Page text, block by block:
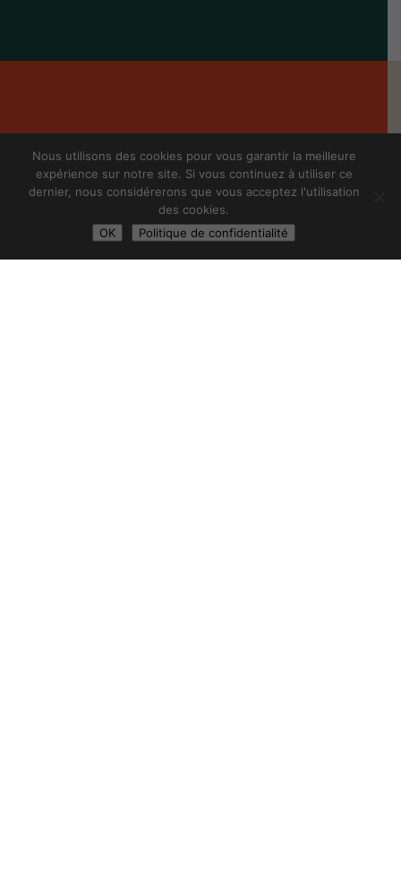
Où nous trouver ?
47 centres d'hématologie
78 hématologues
VOIR L'ANNUAIRE
Nous utilisons des cookies pour vous garantir la meilleure
expérience sur notre site. Si vous continuez à utiliser ce
dernier, nous considérerons que vous acceptez l'utilisation
des cookies.
OK
Politique de confidentialité